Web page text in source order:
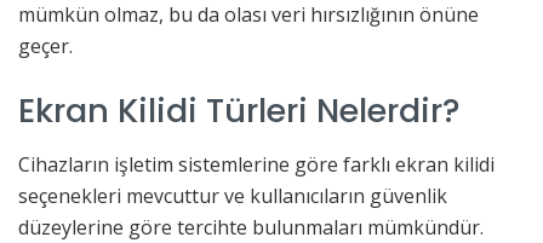
mümkün olmaz, bu da olası veri hırsızlığının önüne
geçer.
Ekran Kilidi Türleri Nelerdir?
Cihazların işletim sistemlerine göre farklı ekran kilidi
seçenekleri mevcuttur ve kullanıcıların güvenlik
düzeylerine göre tercihte bulunmaları mümkündür.